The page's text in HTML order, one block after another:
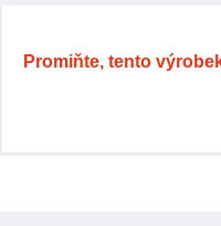
Promiňte, tento